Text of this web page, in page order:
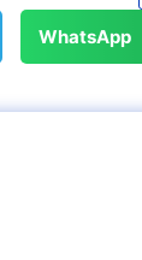
WhatsApp